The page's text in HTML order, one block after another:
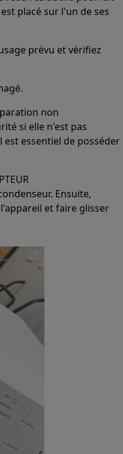
placé sur l'un de ses
prévu et vérifiez
non
si elle n'est pas
essentiel de posséder
Ensuite,
et faire glisser